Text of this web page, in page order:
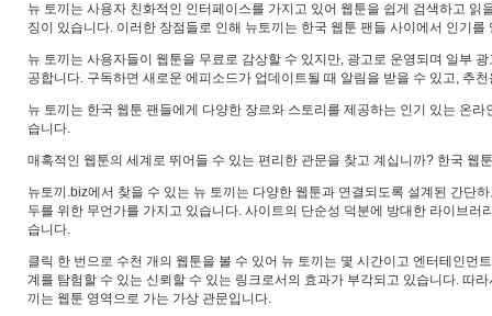
뉴 토끼는 사용자 친화적인 인터페이스를 가지고 있어 웹툰을 쉽게 검색하고
징이 있습니다. 이러한 장점들로 인해 뉴토끼는 한국 웹툰 팬들 사이에서 인기
뉴 토끼는 사용자들이 웹툰을 무료로 감상할 수 있지만, 광고로 운영되며 일부
공합니다. 구독하면 새로운 에피소드가 업데이트될 때 알림을 받을 수 있고, 추
뉴 토끼는 한국 웹툰 팬들에게 다양한 장르와 스토리를 제공하는 인기 있는 온
습니다.
매혹적인 웹툰의 세계로 뛰어들 수 있는 편리한 관문을 찾고 계십니까? 한국 웹
뉴토끼.biz에서 찾을 수 있는 뉴 토끼는 다양한 웹툰과 연결되도록 설계된 간단
두를 위한 무언가를 가지고 있습니다. 사이트의 단순성 덕분에 방대한 라이브
습니다.
클릭 한 번으로 수천 개의 웹툰을 볼 수 있어 뉴 토끼는 몇 시간이고 엔터테인
계를 탐험할 수 있는 신뢰할 수 있는 링크로서의 효과가 부각되고 있습니다. 따
끼는 웹툰 영역으로 가는 가상 관문입니다.